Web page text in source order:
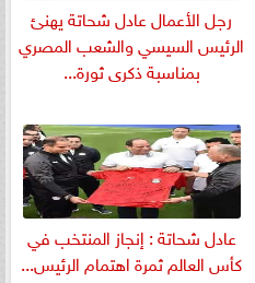
رجل الأعمال عادل شحاتة يهنئ
الرئيس السيسي والشعب المصري
بمناسبة ذكرى ثورة...
عادل شحاتة : إنجاز المنتخب في
كأس العالم ثمرة اهتمام الرئيس...